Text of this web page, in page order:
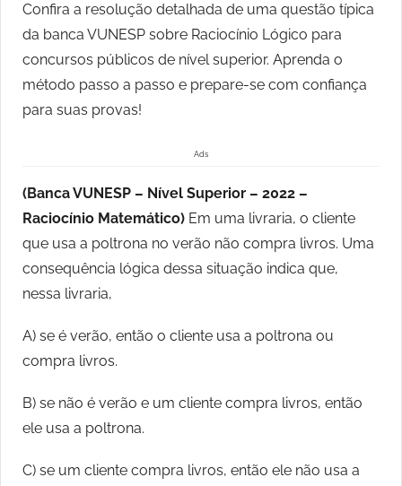
Confira a resolução detalhada de uma questão típica
da banca VUNESP sobre Raciocínio Lógico para
concursos públicos de nível superior. Aprenda o
método passo a passo e prepare-se com confiança
para suas provas!
Ads
(Banca VUNESP – Nível Superior – 2022 –
Raciocínio Matemático) Em uma livraria, o cliente
que usa a poltrona no verão não compra livros. Uma
consequência lógica dessa situação indica que,
nessa livraria,
A) se é verão, então o cliente usa a poltrona ou
compra livros.
B) se não é verão e um cliente compra livros, então
ele usa a poltrona.
C) se um cliente compra livros, então ele não usa a